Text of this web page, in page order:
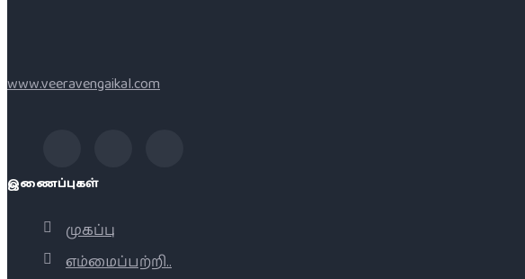
www.veeravengaikal.com
இணைப்புகள்
முகப்பு
எம்மைப்பற்றி..